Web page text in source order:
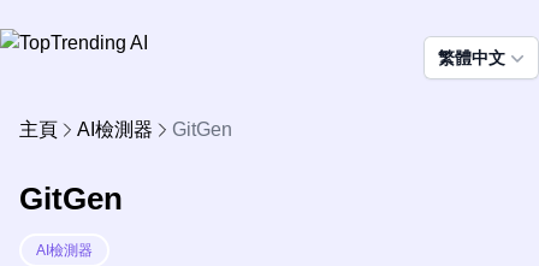
繁體中文
主頁 AI檢測器 GitGen
GitGen
AI檢測器